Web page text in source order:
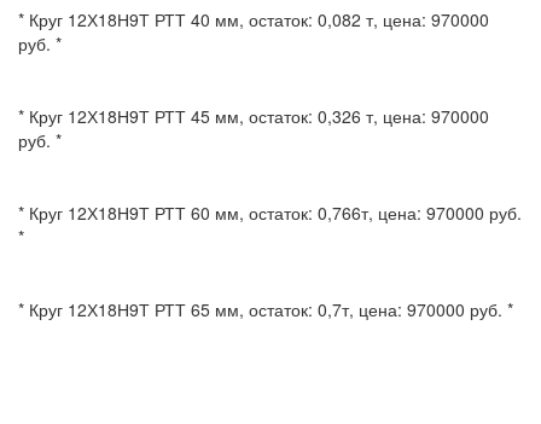
* Круг 12Х18Н9Т РТТ 40 мм, остаток: 0,082 т, цена: 970000
руб. *
* Круг 12Х18Н9Т РТТ 45 мм, остаток: 0,326 т, цена: 970000
руб. *
* Круг 12Х18Н9Т РТТ 60 мм, остаток: 0,766т, цена: 970000 руб.
*
* Круг 12Х18Н9Т РТТ 65 мм, остаток: 0,7т, цена: 970000 руб. *